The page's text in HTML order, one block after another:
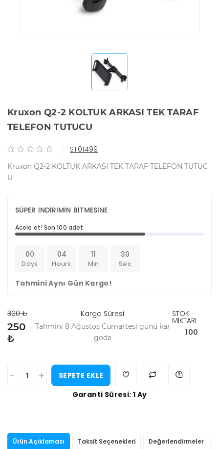
Kruxon Q2-2 KOLTUK ARKASI TEK TARAF
TELEFON TUTUCU
ST01499
Kruxon Q2-2 KOLTUK ARKASI TEK TARAF TELEFON TUTUC
U
SÜPER İNDİRİMİN BİTMESİNE
Acele et! Son 100 adet
00
Days
04
Hours
11
Min
29
Sec
Tahmini Aynı Gün Kargo!
300 ₺
250
₺
Kargo Süresi
Tahmini 8 Ağustos Cumartesi günü kar
goda
STOK
MİKTARI
100
- +
SEPETE EKLE
Garanti Süresi: 1 Ay
Ürün Açıklaması Taksit Seçenekleri Değerlendirmeler